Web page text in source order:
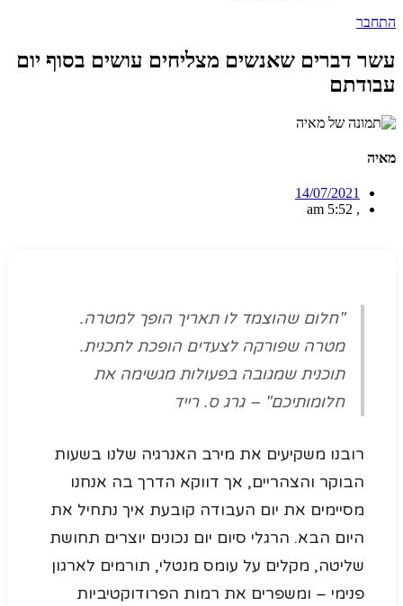
התחבר
עשר דברים שאנשים מצליחים עושים בסוף יום
עבודתם
מאיה
14/07/2021
,
5:52 am
"חלום שהוצמד לו תאריך הופך למטרה.
מטרה שפורקה לצעדים הופכת לתכנית.
תוכנית שמגובה בפעולות מגשימה את
חלומותיכם" – גרג ס. רייד
רובנו משקיעים את מירב האנרגיה שלנו בשעות
הבוקר והצהריים, אך דווקא הדרך בה אנחנו
מסיימים את יום העבודה קובעת איך נתחיל את
היום הבא. הרגלי סיום יום נכונים יוצרים תחושת
שליטה, מקלים על עומס מנטלי, תורמים לארגון
פנימי – ומשפרים את רמות הפרודוקטיביות